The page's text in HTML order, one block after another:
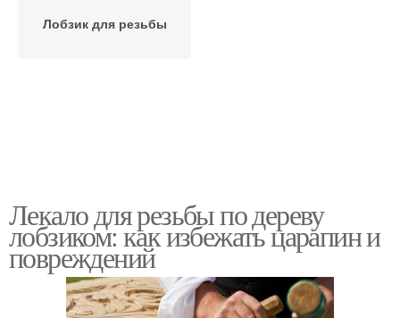
Лобзик для резьбы
Лекало для резьбы по дереву
лобзиком: как избежать царапин и
повреждений